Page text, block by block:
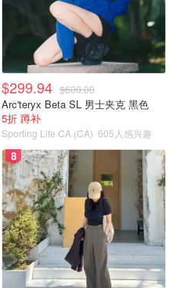
$299.94 $600.00
Arc'teryx Beta SL 男士夹克 黑色
5折 蹲补
Sporting Life CA (CA) 605人感兴趣
8